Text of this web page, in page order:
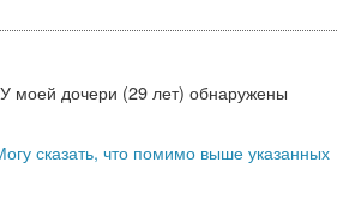
моей дочери (29 лет) обнаружены
сказать, что помимо выше указанных